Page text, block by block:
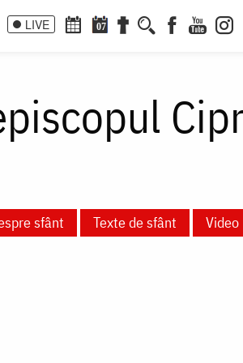
LIVE 07
sfânt Texte de sfânt Video